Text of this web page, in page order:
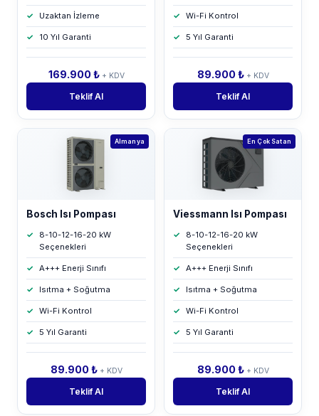
Uzaktan İzleme
10 Yıl Garanti
169.900 ₺ + KDV
Teklif Al
Wi-Fi Kontrol
5 Yıl Garanti
89.900 ₺ + KDV
Teklif Al
Almanya
Bosch Isı Pompası
8-10-12-16-20 kW
Seçenekleri
A+++ Enerji Sınıfı
Isıtma + Soğutma
Wi-Fi Kontrol
5 Yıl Garanti
89.900 ₺ + KDV
Teklif Al
En Çok Satan
Viessmann Isı Pompası
8-10-12-16-20 kW
Seçenekleri
A+++ Enerji Sınıfı
Isıtma + Soğutma
Wi-Fi Kontrol
5 Yıl Garanti
89.900 ₺ + KDV
Teklif Al